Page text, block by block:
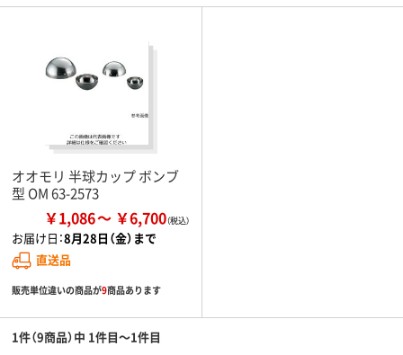
オオモリ 半球カップ ボンブ
型 OM 63-2573
￥1,086 ￥6,700
お届け日：8月28日（金）まで
直送品
販売単位違いの商品が9商品あります
1件（9商品）中 1件目～1件目